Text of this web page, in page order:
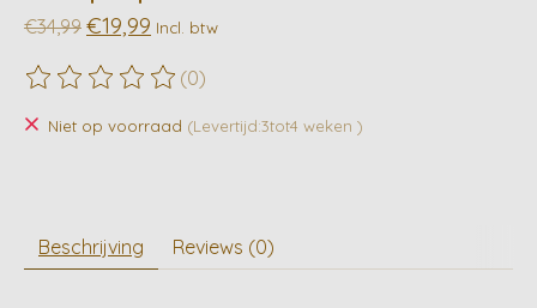
€34,99 €19,99 Incl. btw
De beoordeling van dit product is
(0)
Niet op voorraad (Levertijd:3tot4 weken )
Beschrijving Reviews (0)